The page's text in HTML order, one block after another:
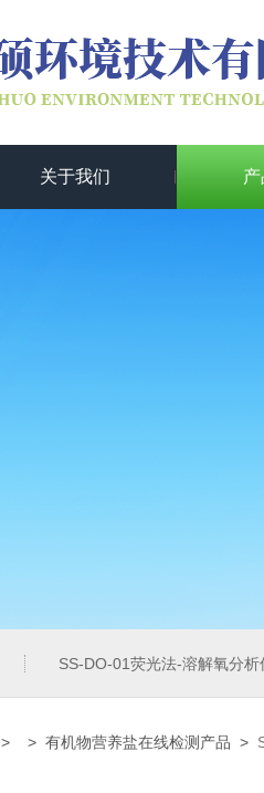
关于我们
SS-DO-01荧光法-溶解氧分析
> > 有机物营养盐在线检测产品 >